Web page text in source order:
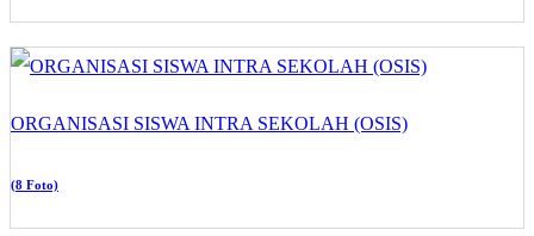
ORGANISASI SISWA INTRA SEKOLAH (OSIS)
(8 Foto)